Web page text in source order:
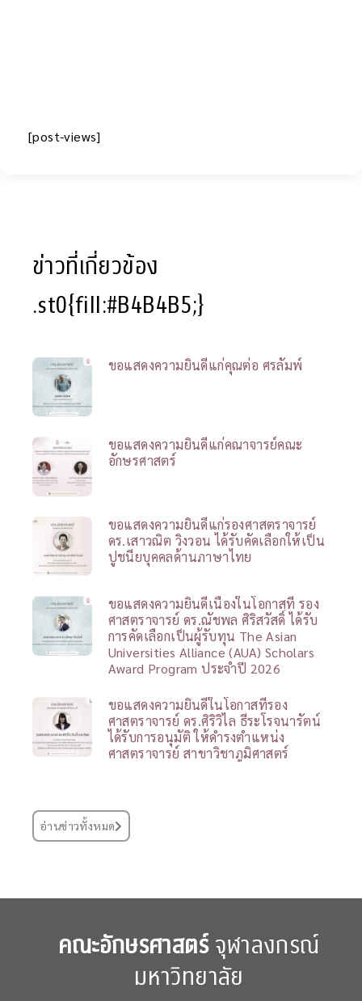
[post-views]
ข่าวที่เกี่ยวข้อง
.st0{fill:#B4B4B5;}
ขอแสดงความยินดีแก่คุณต่อ ศรลัมพ์
ขอแสดงความยินดีแก่คณาจารย์คณะ
อักษรศาสตร์
ขอแสดงความยินดีแก่รองศาสตราจารย์
ดร.เสาวณิต วิงวอน ได้รับคัดเลือกให้เป็น
ปูชนียบุคคลด้านภาษาไทย
ขอแสดงความยินดีเนื่องในโอกาสที่ รอง
ศาสตราจารย์ ดร.ณัชพล ศิริสวัสดิ์ ได้รับ
การคัดเลือกเป็นผู้รับทุน The Asian
Universities Alliance (AUA) Scholars
Award Program ประจำปี 2026
ขอแสดงความยินดีในโอกาสที่รอง
ศาสตราจารย์ ดร.ศิริวิไล ธีระโรจนารัตน์
ได้รับการอนุมัติ ให้ดำรงตำแหน่ง
ศาสตราจารย์ สาขาวิชาภูมิศาสตร์
อ่านข่าวทั้งหมด
คณะอักษรศาสตร์จุฬาลงกรณ์
มหาวิทยาลัย